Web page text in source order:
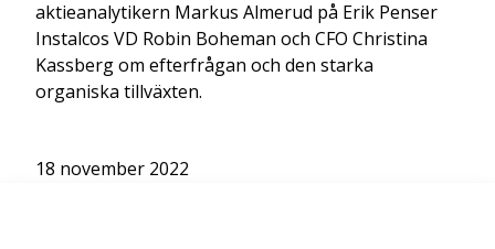
aktieanalytikern Markus Almerud på Erik Penser
Instalcos VD Robin Boheman och CFO Christina
Kassberg om efterfrågan och den starka
organiska tillväxten.
18 november 2022